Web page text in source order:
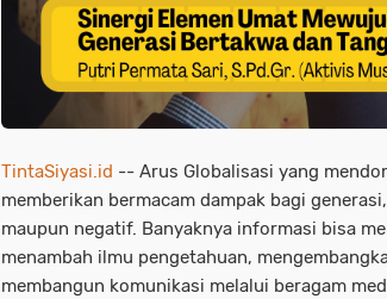
TintaSiyasi.id -- Arus Globalisasi yang
memberikan bermacam dampak bagi
maupun negatif. Banyaknya informasi bisa
menambah ilmu pengetahuan,
membangun komunikasi melalui beragam